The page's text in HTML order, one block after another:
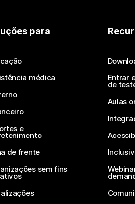
para
médica
e
de frente
sem fins
Entrar
de
Aulas